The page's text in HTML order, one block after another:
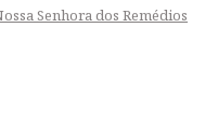
Senhora dos Remédios